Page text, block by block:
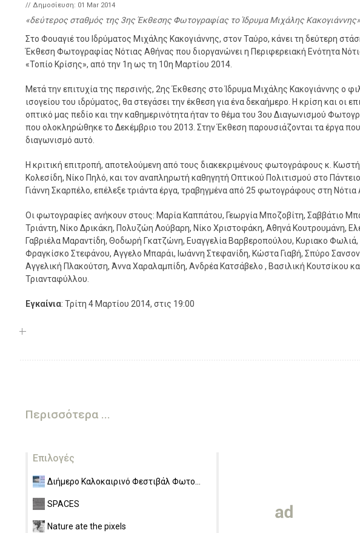
// Δημοσίευση: 01 Mar 2014
δεύτερος σταθμός της 3ης Έκθεσης Φωτογραφίας το Ίδρυμα Μιχάλης Κακογιάννης
Στο Φουαγιέ του Ιδρύματος Μιχάλης Κακογιάννης, στον Ταύρο, κάνει τη δεύτερη
Έκθεση Φωτογραφίας Νότιας Αθήνας που διοργανώνει η Περιφερειακή Ενότητα
«Τοπίο Κρίσης», από την 1η ως τη 10η Μαρτίου 2014.
Μετά την επιτυχία της περσινής, 2ης Έκθεσης στο Ίδρυμα Μιχάλης Κακογιάννης ο
ισογείου του ιδρύματος, θα στεγάσει την έκθεση για ένα δεκαήμερο. Η κρίση και οι
οπτικό μας πεδίο και την καθημερινότητα ήταν το θέμα του 3ου Διαγωνισμού
που ολοκληρώθηκε το Δεκέμβριο του 2013. Στην Έκθεση παρουσιάζονται τα έργα
διαγωνισμό αυτό.
Η κριτική επιτροπή, αποτελούμενη από τους διακεκριμένους φωτογράφους κ. Κωστή
Κολεσίδη, Νίκο Πηλό, και τον αναπληρωτή καθηγητή Οπτικού Πολιτισμού στο
Γιάννη Σκαρπέλο, επέλεξε τριάντα έργα, τραβηγμένα από 25 φωτογράφους στη Νότια
Οι φωτογραφίες ανήκουν στους: Μαρία Καππάτου, Γεωργία Μποζοβίτη, Σαββάτιο
Τριάντη, Nίκο Δρικάκη, Πολυζώη Λούβαρη, Νίκο Χριστοφάκη, Αθηνά Κουτρουμάνη,
Γαβριέλα Μαραντίδη, Θοδωρή Γκατζώνη, Ευαγγελία Βαρβεροπούλου, Κυριακο Φωλιά,
Φραγκίσκο Στεφάνου, Αγγελο Μπαράι, Ιωάννη Στεφανίδη, Κώστα Γιαβή, Σπύρο
Αγγελική Πλακούτση, Άννα Χαραλαμπίδη, Ανδρέα Κατσάβελο , Βασιλική Κουτσίκου
Τριανταφύλλου.
Εγκαίνια: Τρίτη 4 Μαρτίου 2014, στις 19:00
Περισσότερα ...
Επιλογές
Διήμερο Καλοκαιρινό Φεστιβάλ Φωτο...
SPACES
Nature ate the pixels